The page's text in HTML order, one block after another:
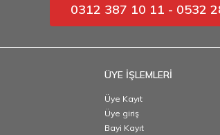
0312 387 10 11 - 0532
ÜYE İŞLEMLERİ
Üye Kayıt
Üye giriş
Bayi Kayıt